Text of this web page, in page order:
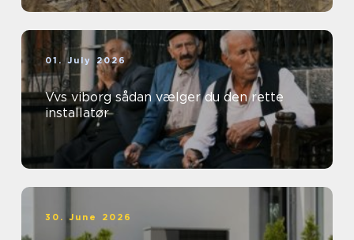
01. July 2026
Vvs viborg sådan vælger du den rette
installatør
30. June 2026